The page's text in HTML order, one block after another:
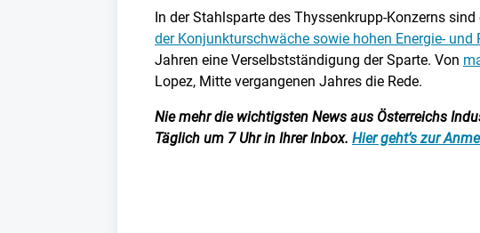
In der Stahlsparte des Thyssenkrupp-Konzerns
der Konjunkturschwäche sowie hohen Energie- und
Jahren eine Verselbstständigung der Sparte. Von
Lopez, Mitte vergangenen Jahres die Rede.
Nie mehr die wichtigsten News aus Österreichs
Täglich um 7 Uhr in Ihrer Inbox. Hier geht’s zur